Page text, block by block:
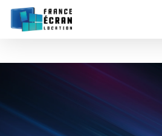
Skip